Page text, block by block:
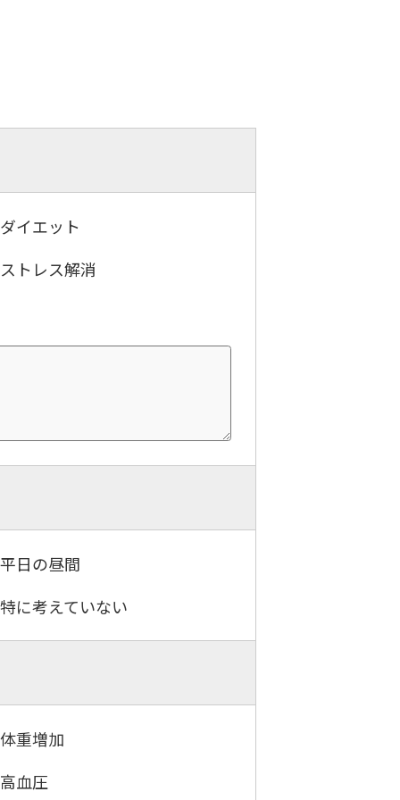
イエット
トレス解消
日の昼間
に考えていない
重増加
血圧